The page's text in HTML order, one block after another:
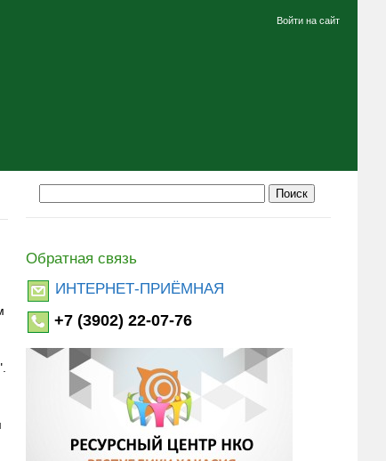
Войти на сайт
Обратная связь
ИНТЕРНЕТ-ПРИЁМНАЯ
+7 (3902) 22-07-76